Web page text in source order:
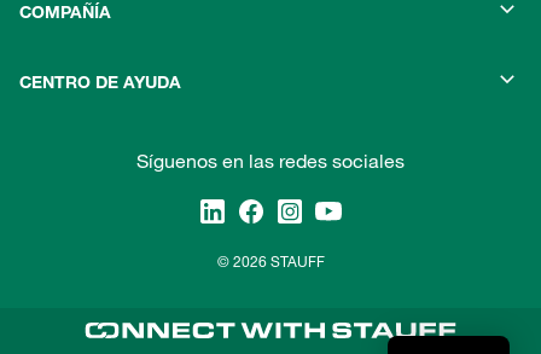
COMPAÑÍA
CENTRO DE AYUDA
Síguenos en las redes sociales
© 2026 STAUFF